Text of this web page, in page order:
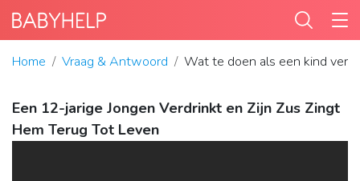
Home Vraag & Antwoord Wat te doen als een kind
Een 12-jarige Jongen Verdrinkt en Zijn Zus Zingt
Hem Terug Tot Leven